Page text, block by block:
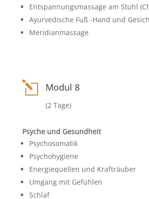
Entspannungsmassage am Stuhl
Ayurvedische Fuß -Hand und
Meridianmassage
l Modul 8
(2 Tage)
Psyche und Gesundheit
Psychosomatik
Psychohygiene
Energiequellen und Krafträuber
Umgang mit Gefühlen
Schlaf